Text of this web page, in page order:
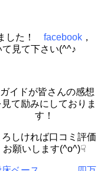
した！ facebook ，
見て下さい(^^♪
イドが皆さんの感想
見て励みにしておりま
す！
ろしければ口コミ評価
お願いします(^o^)☟